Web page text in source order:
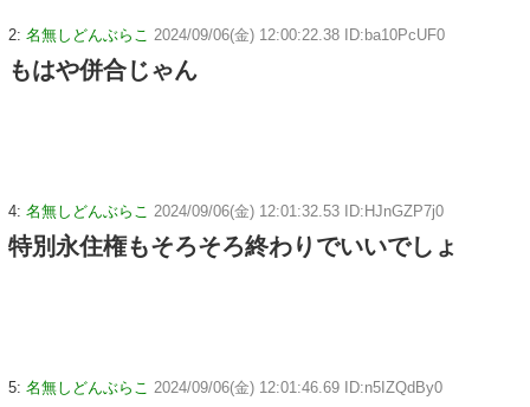
2: 名無しどんぶらこ 2024/09/06(金) 12:00:22.38 ID:ba10PcUF0
もはや併合じゃん
4: 名無しどんぶらこ 2024/09/06(金) 12:01:32.53 ID:HJnGZP7j0
特別永住権もそろそろ終わりでいいでしょ
5: 名無しどんぶらこ 2024/09/06(金) 12:01:46.69 ID:n5IZQdBy0